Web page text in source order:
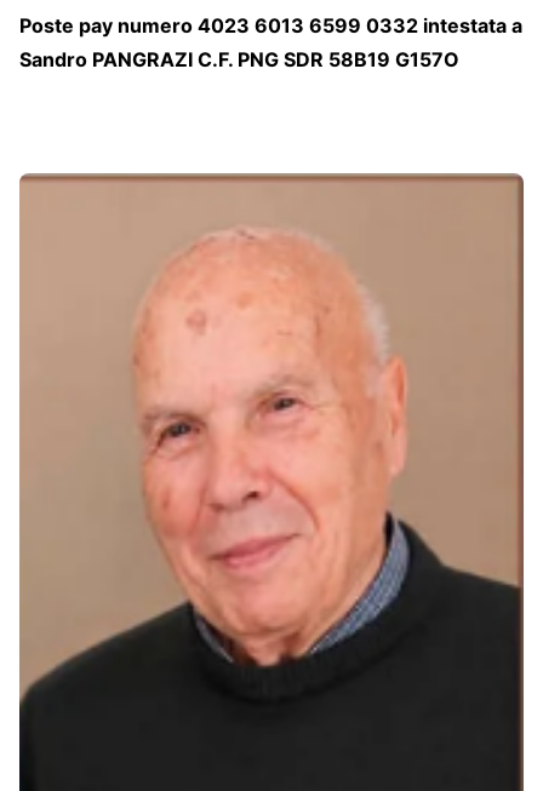
Poste pay numero 4023 6013 6599 0332 intestata a
Sandro PANGRAZI C.F. PNG SDR 58B19 G157O